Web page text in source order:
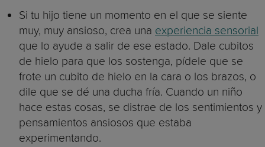
Si tu hijo tiene un momento en el que se siente
muy, muy ansioso, crea una experiencia sensorial
que lo ayude a salir de ese estado. Dale cubitos
de hielo para que los sostenga, pídele que se
frote un cubito de hielo en la cara o los brazos, o
dile que se dé una ducha fría. Cuando un niño
hace estas cosas, se distrae de los sentimientos y
pensamientos ansiosos que estaba
experimentando.